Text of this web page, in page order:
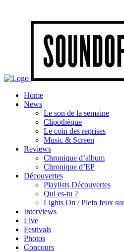
Home
News
Le son de la semaine
Clipothèque
Le coin des reprises
Music & Screen
Reviews
Chronique d’album
Chronique d’EP
Découvertes
Playlists Découvertes
Qui es-tu ?
Lights On / Plein feux sur
Interviews
Live
Festivals
Photos
Concours